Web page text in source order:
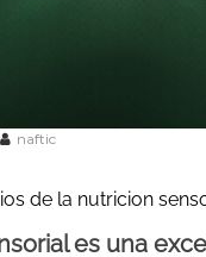
naftic
es una